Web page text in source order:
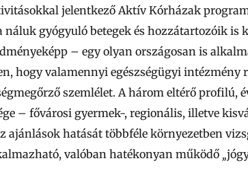
jelentkező Aktív Kórházak
gyógyuló betegek és hozzátartozóik is
– egy olyan országosan is
hogy valamennyi egészségügyi intézmény
szemlélet. A három eltérő profilú,
– fővárosi gyermek-, regionális, illetve
ajánlások hatását többféle környezetben
valóban hatékonyan működő „